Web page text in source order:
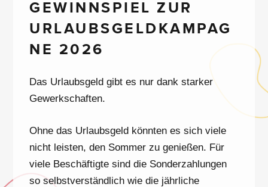
GEWINNSPIEL ZUR
URLAUBSGELDKAMPAG
NE 2026
Das Urlaubsgeld gibt es nur dank starker
Gewerkschaften.
Ohne das Urlaubsgeld könnten es sich viele
nicht leisten, den Sommer zu genießen. Für
viele Beschäftigte sind die Sonderzahlungen
so selbstverständlich wie die jährliche